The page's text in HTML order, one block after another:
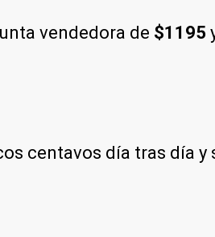
vendedora de $1195
centavos día tras día y